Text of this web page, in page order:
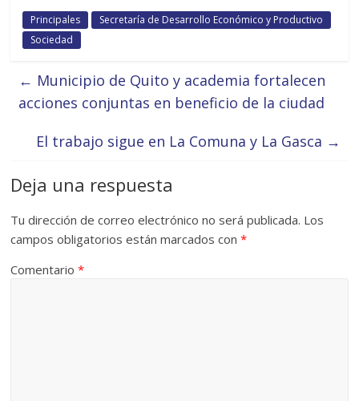
Principales
Secretaría de Desarrollo Económico y Productivo
Sociedad
← Municipio de Quito y academia fortalecen
acciones conjuntas en beneficio de la ciudad
El trabajo sigue en La Comuna y La Gasca →
Deja una respuesta
Tu dirección de correo electrónico no será publicada. Los
campos obligatorios están marcados con*
Comentario*